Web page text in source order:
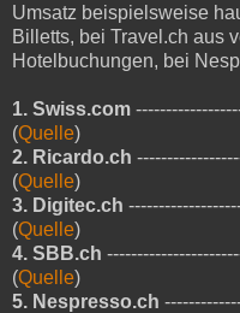
Umsatz beispielsweise
Billetts, bei Travel.ch aus
Hotelbuchungen, bei
1. Swiss.com
(Quelle)
2. Ricardo.ch
(Quelle)
3. Digitec.ch
(Quelle)
4. SBB.ch
(Quelle)
5. Nespresso.ch